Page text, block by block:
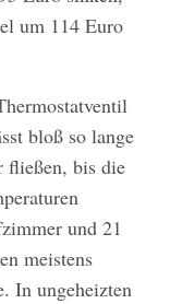
um 114 Euro
bloß so lange
fließen, bis die
und 21
meistens
In ungeheizten